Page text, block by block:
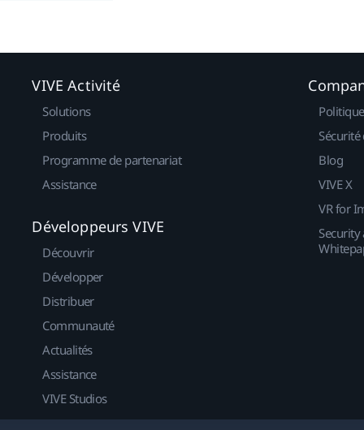
VIVE Activité
Solutions
Produits
Programme de partenariat
Assistance
Développeurs VIVE
Découvrir
Développer
Distribuer
Communauté
Actualités
Assistance
VIVE Studios
Blog
VIVE X
VR for
Security